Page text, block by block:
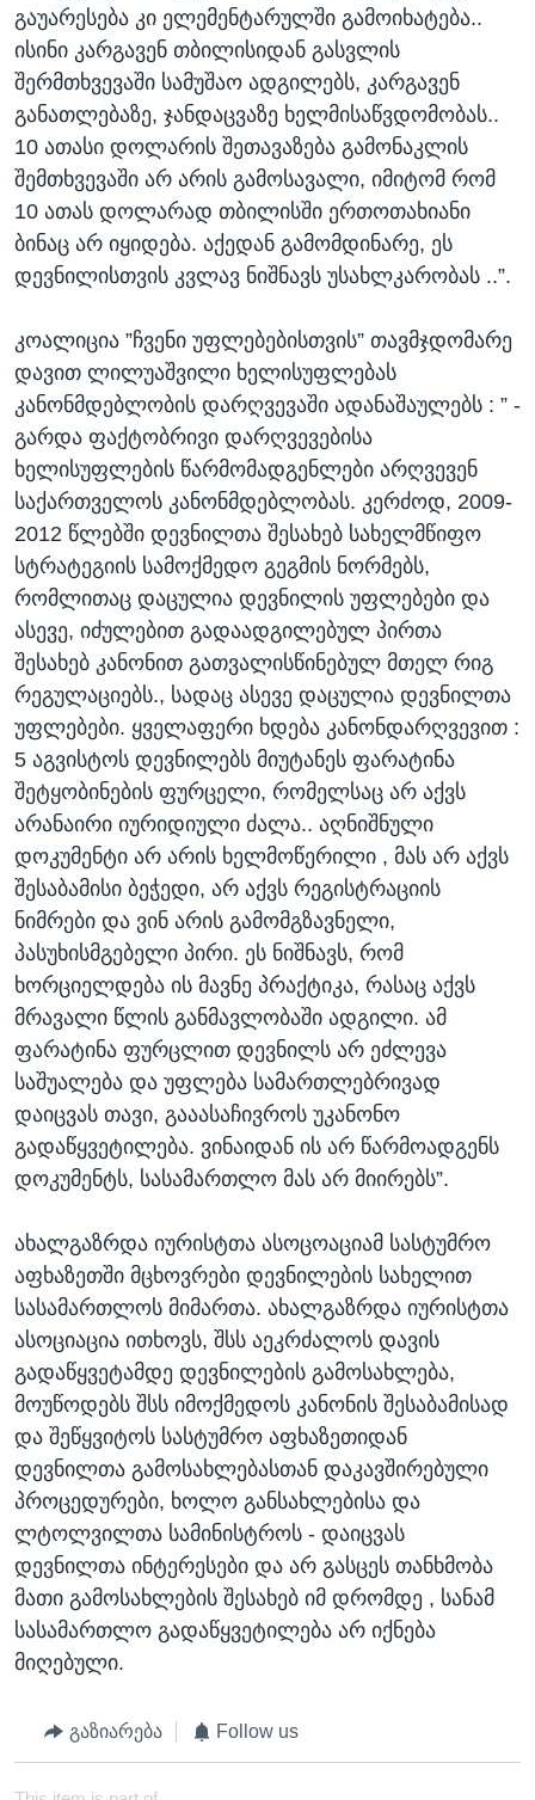
გაუარესება კი ელემენტარულში გამოიხატება..
ისინი კარგავენ თბილისიდან გასვლის
შერმთხვევაში სამუშაო ადგილებს, კარგავენ
განათლებაზე, ჯანდაცვაზე ხელმისაწვდომობას..
10 ათასი დოლარის შეთავაზება გამონაკლის
შემთხვევაში არ არის გამოსავალი, იმიტომ რომ
10 ათას დოლარად თბილისში ერთოთახიანი
ბინაც არ იყიდება. აქედან გამომდინარე, ეს
დევნილისთვის კვლავ ნიშნავს უსახლკარობას ..”.
კოალიცია ”ჩვენი უფლებებისთვის” თავმჯდომარე
დავით ლილუაშვილი ხელისუფლებას
კანონმდებლობის დარღვევაში ადანაშაულებს : ” -
გარდა ფაქტობრივი დარღვევებისა
ხელისუფლების წარმომადგენლები არღვევენ
საქართველოს კანონმდებლობას. კერძოდ, 2009-
2012 წლებში დევნილთა შესახებ სახელმწიფო
სტრატეგიის სამოქმედო გეგმის ნორმებს,
რომლითაც დაცულია დევნილის უფლებები და
ასევე, იძულებით გადაადგილებულ პირთა
შესახებ კანონით გათვალისწინებულ მთელ რიგ
რეგულაციებს., სადაც ასევე დაცულია დევნილთა
უფლებები. ყველაფერი ხდება კანონდარღვევით :
5 აგვისტოს დევნილებს მიუტანეს ფარატინა
შეტყობინების ფურცელი, რომელსაც არ აქვს
არანაირი იურიდიული ძალა.. აღნიშნული
დოკუმენტი არ არის ხელმოწერილი , მას არ აქვს
შესაბამისი ბეჭედი, არ აქვს რეგისტრაციის
ნიმრები და ვინ არის გამომგზავნელი,
პასუხისმგებელი პირი. ეს ნიშნავს, რომ
ხორციელდება ის მავნე პრაქტიკა, რასაც აქვს
მრავალი წლის განმავლობაში ადგილი. ამ
ფარატინა ფურცლით დევნილს არ ეძლევა
საშუალება და უფლება სამართლებრივად
დაიცვას თავი, გააასაჩივროს უკანონო
გადაწყვეტილება. ვინაიდან ის არ წარმოადგენს
დოკუმენტს, სასამართლო მას არ მიირებს”.
ახალგაზრდა იურისტთა ასოცოაციამ სასტუმრო
აფხაზეთში მცხოვრები დევნილების სახელით
სასამართლოს მიმართა. ახალგაზრდა იურისტთა
ასოციაცია ითხოვს, შსს აეკრძალოს დავის
გადაწყვეტამდე დევნილების გამოსახლება,
მოუწოდებს შსს იმოქმედოს კანონის შესაბამისად
და შეწყვიტოს სასტუმრო აფხაზეთიდან
დევნილთა გამოსახლებასთან დაკავშირებული
პროცედურები, ხოლო განსახლებისა და
ლტოლვილთა სამინისტროს - დაიცვას
დევნილთა ინტერესები და არ გასცეს თანხმობა
მათი გამოსახლების შესახებ იმ დრომდე , სანამ
სასამართლო გადაწყვეტილება არ იქნება
მიღებული.
გაზიარება Follow us